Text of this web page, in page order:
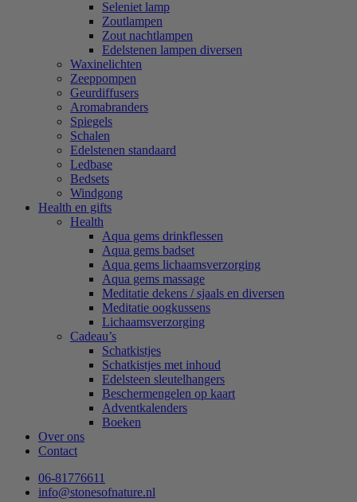
Seleniet lamp
Zoutlampen
Zout nachtlampen
Edelstenen lampen diversen
Waxinelichten
Zeeppompen
Geurdiffusers
Aromabranders
Spiegels
Schalen
Edelstenen standaard
Ledbase
Bedsets
Windgong
Health en gifts
Health
Aqua gems drinkflessen
Aqua gems badset
Aqua gems lichaamsverzorging
Aqua gems massage
Meditatie dekens / sjaals en diversen
Meditatie oogkussens
Lichaamsverzorging
Cadeau’s
Schatkistjes
Schatkistjes met inhoud
Edelsteen sleutelhangers
Beschermengelen op kaart
Adventkalenders
Boeken
Over ons
Contact
06-81776611
info@stonesofnature.nl